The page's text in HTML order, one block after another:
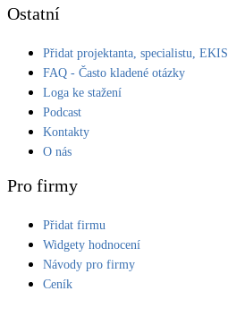
Ostatní
Přidat projektanta, specialistu, EKIS
FAQ - Často kladené otázky
Loga ke stažení
Podcast
Kontakty
O nás
Pro firmy
Přidat firmu
Widgety hodnocení
Návody pro firmy
Ceník